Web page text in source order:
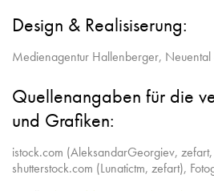
Design & Realisiserung:
Medienagentur Hallenberger, Neuental
Quellenangaben für die
und Grafiken:
istock.com (AleksandarGeorgiev,
shutterstock.com (Lunatictm, zefart),